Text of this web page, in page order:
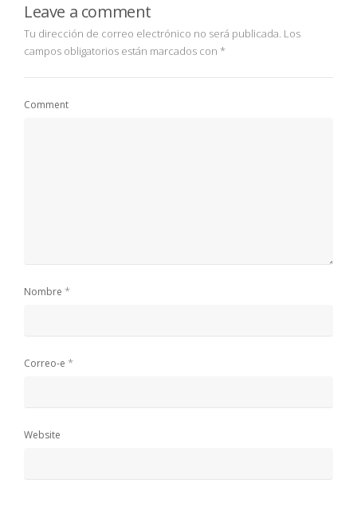
Leave a comment
Tu dirección de correo electrónico no será publicada. Los
campos obligatorios están marcados con *
Comment
Nombre *
Correo-e *
Website